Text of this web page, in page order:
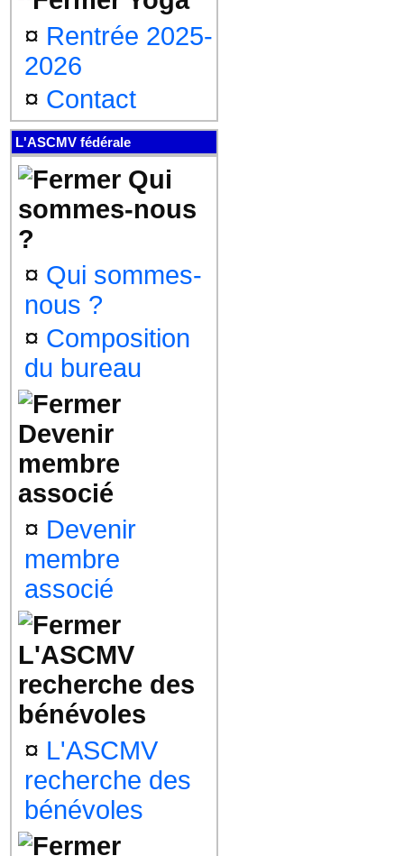
¤ Rentrée 2025-
2026
¤ Contact
L'ASCMV fédérale
Qui
sommes-nous
?
¤ Qui sommes-
nous ?
¤ Composition
du bureau
Devenir
membre
associé
¤ Devenir
membre
associé
L'ASCMV
recherche des
bénévoles
¤ L'ASCMV
recherche des
bénévoles